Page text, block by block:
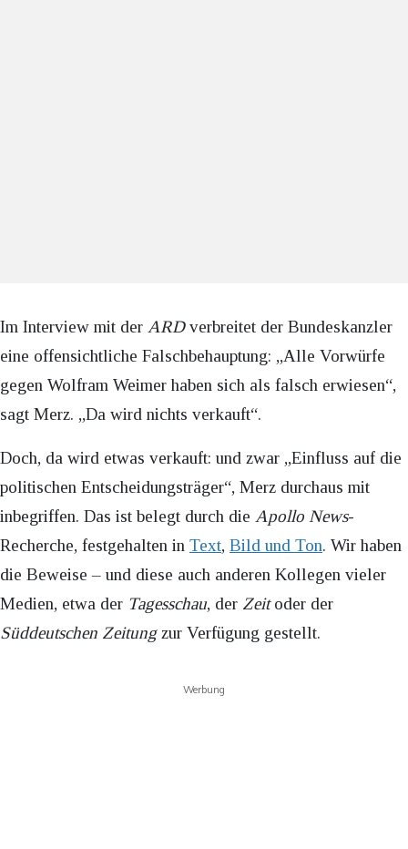
Im Interview mit der ARDverbreitet der Bundeskanzler
eine offensichtliche Falschbehauptung: „Alle Vorwürfe
gegen Wolfram Weimer haben sich als falsch erwiesen“,
sagt Merz. „Da wird nichts verkauft“.
Doch, da wird etwas verkauft: und zwar „Einfluss auf die
politischen Entscheidungsträger“, Merz durchaus mit
inbegriffen. Das ist belegt durch die Apollo News-
Recherche, festgehalten in Text, Bild und Ton. Wir haben
die Beweise – und diese auch anderen Kollegen vieler
Medien, etwa der Tagesschau, der Zeitoder der
Süddeutschen Zeitungzur Verfügung gestellt.
Werbung